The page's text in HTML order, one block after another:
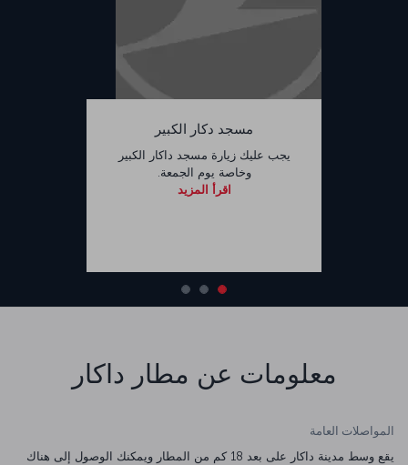
مسجد دكار الكبير
يجب عليك زيارة مسجد داكار الكبير
وخاصة يوم الجمعة.
اقرأ المزيد
معلومات عن مطار داكار
المواصلات العامة
يقع وسط مدينة داكار على بعد 18 كم من المطار ويمكنك الوصول إلى هناك